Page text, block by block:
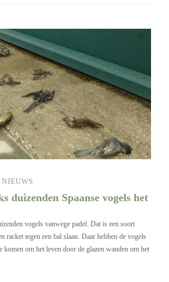
NIEUWS
duizenden Spaanse vogels het
vogels vanwege padel. Dat is een soort
racket tegen een bal slaan. Daar hebben de vogels
komen om het leven door de glazen wanden om het